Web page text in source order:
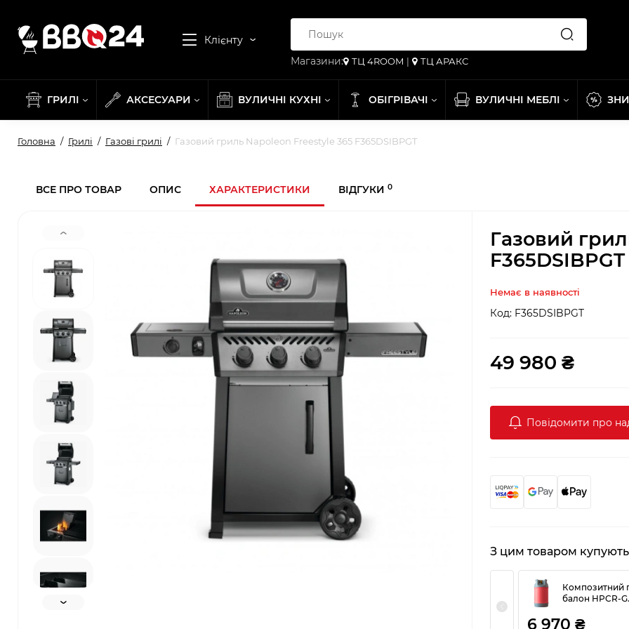
Клієнту
Магазини: ТЦ 4ROOM | ТЦ АРАКС
ГРИЛІ АКСЕСУАРИ ВУЛИЧНІ КУХНІ ОБІГРІВАЧІ ВУЛИЧНІ МЕБЛІ
Головна Грилі Газові грилі Газовий гриль Napoleon Freestyle 365 F365DSIBPGT
ВСЕ ПРО ТОВАР ОПИС ХАРАКТЕРИСТИКИ ВІДГУКИ 0
Газовий
F365DSIBPGT
Немає в наявності
Код: F365DSIBPGT
49 980 ₴
Повідомити про
З цим товаром купують
Композитний
балон HPCR-
український
6 970 ₴